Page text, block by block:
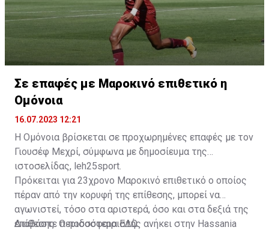
Σε επαφές με Μαροκινό επιθετικό η
Ομόνοια
16.07.2023 12:21
Η Ομόνοια βρίσκεται σε προχωρημένες επαφές με τον
Γιουσέφ Μεχρί, σύμφωνα με δημοσίευμα της
ιστοσελίδας, leh25sport.
Πρόκειται για 23χρονο Μαροκινό επιθετικό ο οποίος
πέραν από την κορυφή της επίθεσης, μπορεί να
αγωνιστεί, τόσο στα αριστερά, όσο και στα δεξιά της
επίθεσης. Ο ποδοσφαιριστής ανήκει στην Hassania
Διαβάστε περισσότεραΕΔΩ.